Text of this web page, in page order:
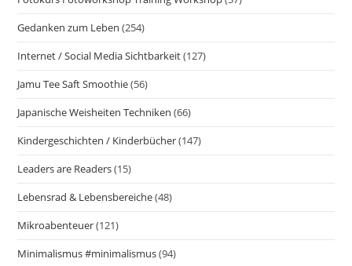
Gedanken zum Leben (254)
Internet / Social Media Sichtbarkeit(127)
Jamu Tee Saft Smoothie(56)
Japanische Weisheiten Techniken (66)
Kindergeschichten / Kinderbücher(147)
Leaders are Readers(15)
Lebensrad & Lebensbereiche(48)
Mikroabenteuer(121)
Minimalismus #minimalismus(94)